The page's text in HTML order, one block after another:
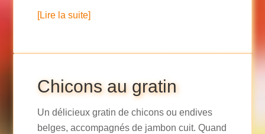
[Lire la suite]
Chicons au gratin
Un délicieux gratin de chicons ou endives
belges, accompagnés de jambon cuit. Quand